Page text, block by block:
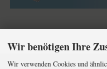
Wir benötigen Ihre
Wir verwenden Cookies und